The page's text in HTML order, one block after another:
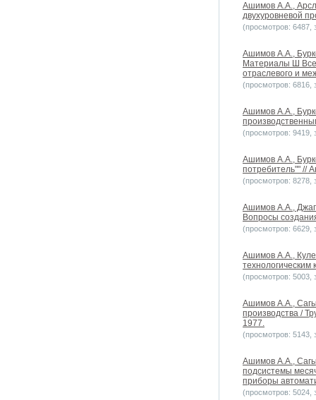
Ашимов А.А.,
двухуровневой
(просмотров: 6487,
Ашимов А.А.,
Материалы Ш
отраслевого и
(просмотров: 6816,
Ашимов А.А.,
(просмотров: 9419,
Ашимов А.А.,
потребитель"" //
(просмотров: 8278,
Ашимов А.А.,
Вопросы
(просмотров: 6629,
Ашимов А.А.,
(просмотров: 5003,
Ашимов А.А.,
производства /
1977.
(просмотров: 5143,
Ашимов А.А.,
подсистемы
приборы
(просмотров: 5024,